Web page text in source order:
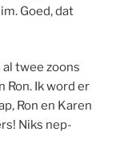
Goed, dat
al twee zoons
Ron. Ik word er
Ron en Karen
Niks nep-